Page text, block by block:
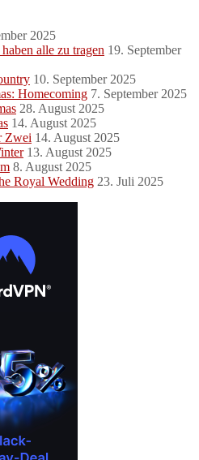
2025
alle zu tragen 19. September
10. September 2025
Homecoming 7. September 2025
28. August 2025
14. August 2025
Zwei 14. August 2025
13. August 2025
8. August 2025
Royal Wedding 23. Juli 2025